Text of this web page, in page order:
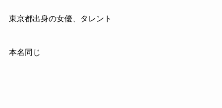
東京都出身の女優、タレント
本名同じ